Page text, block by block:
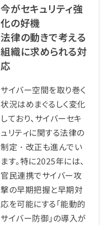
今がセキュリティ強
化の好機
法律の動きで考える
組織に求められる対
応
サイバー空間を取り巻く
状況はめまぐるしく変化
しており、サイバーセキ
ュリティに関する法律の
制定・改正も進んでい
ます。特に2025年には、
官民連携でサイバー攻
撃の早期把握と早期対
応を可能にする「能動的
サイバー防御」の導入が